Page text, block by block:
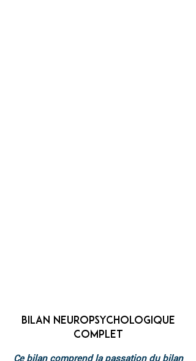
BILAN NEUROPSYCHOLOGIQUE
COMPLET
Ce bilan comprend la passation du bilan